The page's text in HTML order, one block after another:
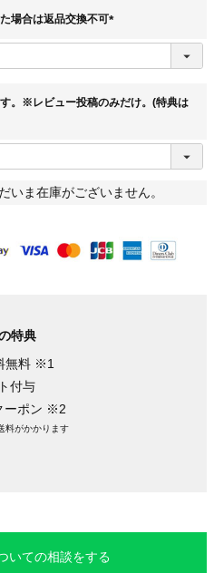
場合は返品交換不可
須
。※レビュー投稿のみだけ。(特典は
いま在庫がございません。
特典
無料 ※1
付与
ーポン ※2
料がかかります
いての相談をする